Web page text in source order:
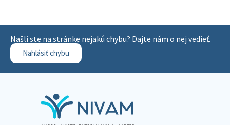
Našli ste na stránke nejakú chybu? Dajte nám o nej vedieť.
Nahlásiť chybu